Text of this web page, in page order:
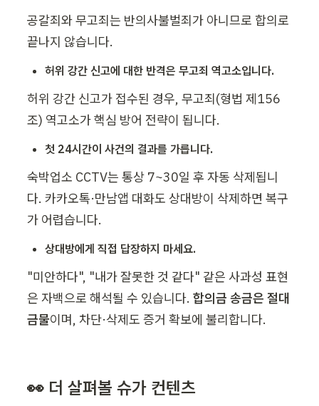
공갈죄와 무고죄는 반의사불벌죄가 아니므로 합의로
끝나지 않습니다.
허위 강간 신고에 대한 반격은 무고죄 역고소입니다.
허위 강간 신고가 접수된 경우, 무고죄(형법 제156
조) 역고소가 핵심 방어 전략이 됩니다.
첫 24시간이 사건의 결과를 가릅니다.
숙박업소 CCTV는 통상 7~30일 후 자동 삭제됩니
다. 카카오톡·만남앱 대화도 상대방이 삭제하면 복구
가 어렵습니다.
상대방에게 직접 답장하지 마세요.
"미안하다", "내가 잘못한 것 같다" 같은 사과성 표현
은 자백으로 해석될 수 있습니다. 합의금 송금은 절대
금물이며, 차단·삭제도 증거 확보에 불리합니다.
👀 더 살펴볼 슈가 컨텐츠